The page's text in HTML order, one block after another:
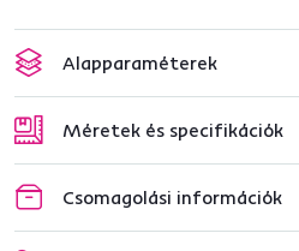
Alapparaméterek
Méretek és specifikációk
Csomagolási információk